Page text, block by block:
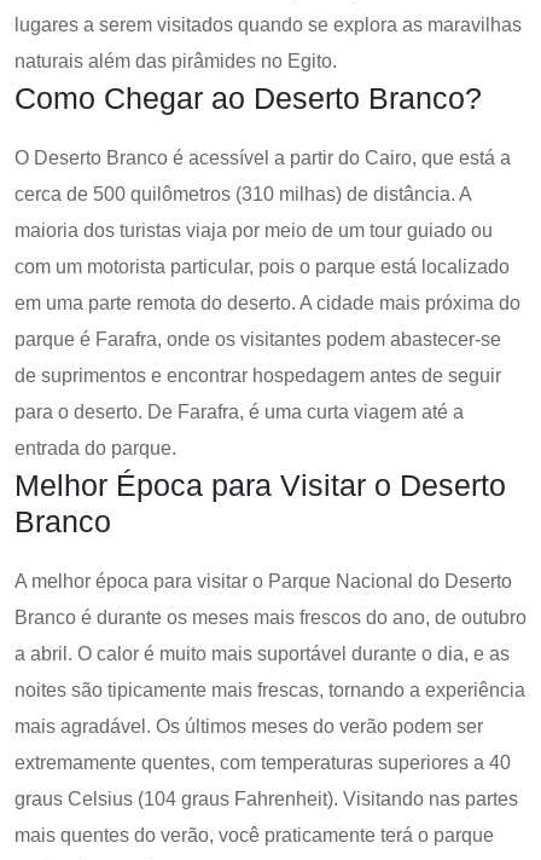
lugares a serem visitados quando se explora as maravilhas
naturais além das pirâmides no Egito.
Como Chegar ao Deserto Branco?
O Deserto Branco é acessível a partir do Cairo, que está a
cerca de 500 quilômetros (310 milhas) de distância. A
maioria dos turistas viaja por meio de um tour guiado ou
com um motorista particular, pois o parque está localizado
em uma parte remota do deserto. A cidade mais próxima do
parque é Farafra, onde os visitantes podem abastecer-se
de suprimentos e encontrar hospedagem antes de seguir
para o deserto. De Farafra, é uma curta viagem até a
entrada do parque.
Melhor Época para Visitar o Deserto
Branco
A melhor época para visitar o Parque Nacional do Deserto
Branco é durante os meses mais frescos do ano, de outubro
a abril. O calor é muito mais suportável durante o dia, e as
noites são tipicamente mais frescas, tornando a experiência
mais agradável. Os últimos meses do verão podem ser
extremamente quentes, com temperaturas superiores a 40
graus Celsius (104 graus Fahrenheit). Visitando nas partes
mais quentes do verão, você praticamente terá o parque